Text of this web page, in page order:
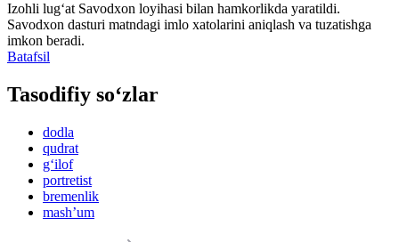
Izohli lugʻat Savodxon loyihasi bilan hamkorlikda yaratildi.
Savodxon dasturi matndagi imlo xatolarini aniqlash va tuzatishga
imkon beradi.
Batafsil
Tasodifiy so‘zlar
dodla
qudrat
g‘ilof
portretist
bremenlik
mashʼum